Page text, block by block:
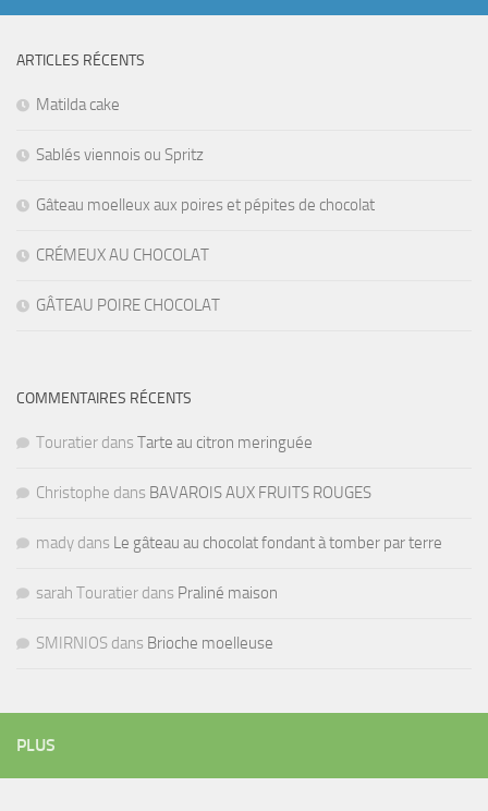
ARTICLES RÉCENTS
Matilda cake
Sablés viennois ou Spritz
Gâteau moelleux aux poires et pépites de chocolat
CRÉMEUX AU CHOCOLAT
GÂTEAU POIRE CHOCOLAT
COMMENTAIRES RÉCENTS
Touratier dans Tarte au citron meringuée
Christophe dans BAVAROIS AUX FRUITS ROUGES
mady dans Le gâteau au chocolat fondant à tomber par terre
sarah Touratier dans Praliné maison
SMIRNIOS dans Brioche moelleuse
PLUS